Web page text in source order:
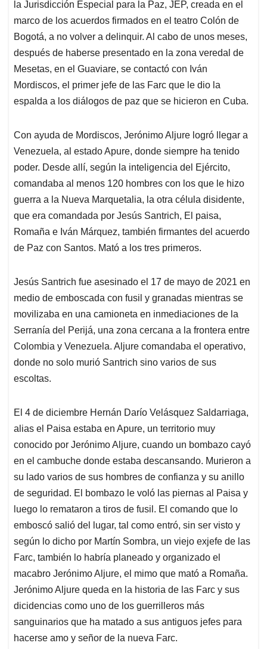
la Jurisdicción Especial para la Paz, JEP, creada en el
marco de los acuerdos firmados en el teatro Colón de
Bogotá, a no volver a delinquir. Al cabo de unos meses,
después de haberse presentado en la zona veredal de
Mesetas, en el Guaviare, se contactó con Iván
Mordiscos, el primer jefe de las Farc que le dio la
espalda a los diálogos de paz que se hicieron en Cuba.
Con ayuda de Mordiscos, Jerónimo Aljure logró llegar a
Venezuela, al estado Apure, donde siempre ha tenido
poder. Desde allí, según la inteligencia del Ejército,
comandaba al menos 120 hombres con los que le hizo
guerra a la Nueva Marquetalia, la otra célula disidente,
que era comandada por Jesús Santrich, El paisa,
Romaña e Iván Márquez, también firmantes del acuerdo
de Paz con Santos. Mató a los tres primeros.
Jesús Santrich fue asesinado el 17 de mayo de 2021 en
medio de emboscada con fusil y granadas mientras se
movilizaba en una camioneta en inmediaciones de la
Serranía del Perijá, una zona cercana a la frontera entre
Colombia y Venezuela. Aljure comandaba el operativo,
donde no solo murió Santrich sino varios de sus
escoltas.
El 4 de diciembre Hernán Darío Velásquez Saldarriaga,
alias el Paisa estaba en Apure, un territorio muy
conocido por Jerónimo Aljure, cuando un bombazo cayó
en el cambuche donde estaba descansando. Murieron a
su lado varios de sus hombres de confianza y su anillo
de seguridad. El bombazo le voló las piernas al Paisa y
luego lo remataron a tiros de fusil. El comando que lo
emboscó salió del lugar, tal como entró, sin ser visto y
según lo dicho por Martín Sombra, un viejo exjefe de las
Farc, también lo habría planeado y organizado el
macabro Jerónimo Aljure, el mimo que mató a Romaña.
Jerónimo Aljure queda en la historia de las Farc y sus
dicidencias como uno de los guerrilleros más
sanguinarios que ha matado a sus antiguos jefes para
hacerse amo y señor de la nueva Farc.